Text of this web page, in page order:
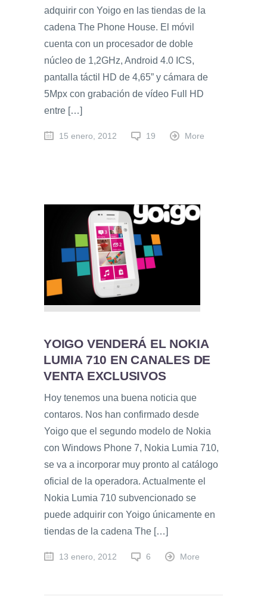
adquirir con Yoigo en las tiendas de la
cadena The Phone House. El móvil
cuenta con un procesador de doble
núcleo de 1,2GHz, Android 4.0 ICS,
pantalla táctil HD de 4,65” y cámara de
5Mpx con grabación de vídeo Full HD
entre […]
15 enero, 2012 19 More
YOIGO VENDERÁ EL NOKIA
LUMIA 710 EN CANALES DE
VENTA EXCLUSIVOS
Hoy tenemos una buena noticia que
contaros. Nos han confirmado desde
Yoigo que el segundo modelo de Nokia
con Windows Phone 7, Nokia Lumia 710,
se va a incorporar muy pronto al catálogo
oficial de la operadora. Actualmente el
Nokia Lumia 710 subvencionado se
puede adquirir con Yoigo únicamente en
tiendas de la cadena The […]
13 enero, 2012 6 More